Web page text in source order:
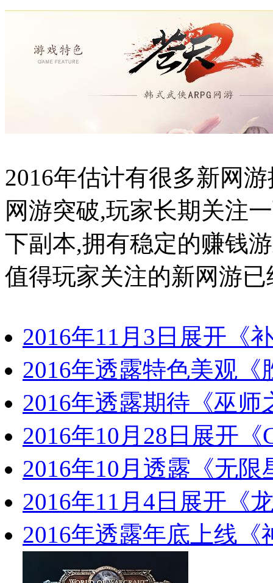
2016年估计有很多新网
网游突破,玩家长期关注
下副本,拥有稳定的赚钱
值得玩家关注的新网游
2016年11月3日展开《
2016年透露特色美观
2016年透露期待《巫
2016年10月28日展开
2016年10月透露《无
2016年11月4日展开《
2016年透露年底上线